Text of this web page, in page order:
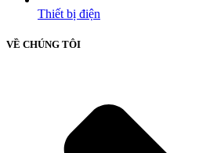
Thiết bị điện
VỀ CHÚNG TÔI